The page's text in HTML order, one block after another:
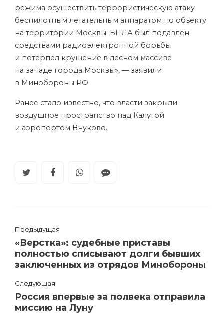
режима осуществить террористическую атаку
беспилотным летательным аппаратом по объекту
на территории Москвы. БПЛА был подавлен
средствами радиоэлектронной борьбы
и потерпел крушение в лесном массиве
на западе города Москвы», — заявили
в Минобороны РФ.
Ранее стало известно, что власти закрыли
воздушное пространство над Калугой
и аэропортом Внуково.
Предыдущая
«Верстка»: судебные приставы
полностью списывают долги бывших
заключенных из отрядов Минобороны
Следующая
Россия впервые за полвека отправила
миссию на Луну